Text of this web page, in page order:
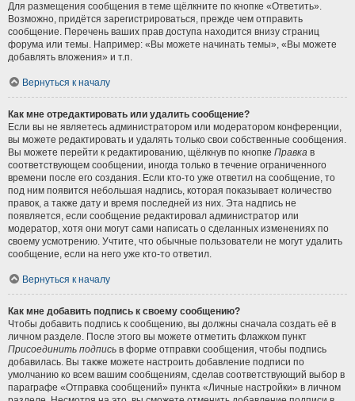
Для размещения сообщения в теме щёлкните по кнопке «Ответить».
Возможно, придётся зарегистрироваться, прежде чем отправить
сообщение. Перечень ваших прав доступа находится внизу страниц
форума или темы. Например: «Вы можете начинать темы», «Вы можете
добавлять вложения» и т.п.
Вернуться к началу
Как мне отредактировать или удалить сообщение?
Если вы не являетесь администратором или модератором конференции,
вы можете редактировать и удалять только свои собственные сообщения.
Вы можете перейти к редактированию, щёлкнув по кнопке Правка в
соответствующем сообщении, иногда только в течение ограниченного
времени после его создания. Если кто-то уже ответил на сообщение, то
под ним появится небольшая надпись, которая показывает количество
правок, а также дату и время последней из них. Эта надпись не
появляется, если сообщение редактировал администратор или
модератор, хотя они могут сами написать о сделанных изменениях по
своему усмотрению. Учтите, что обычные пользователи не могут удалить
сообщение, если на него уже кто-то ответил.
Вернуться к началу
Как мне добавить подпись к своему сообщению?
Чтобы добавить подпись к сообщению, вы должны сначала создать её в
личном разделе. После этого вы можете отметить флажком пункт
Присоединить подпись в форме отправки сообщения, чтобы подпись
добавилась. Вы также можете настроить добавление подписи по
умолчанию ко всем вашим сообщениям, сделав соответствующий выбор в
параграфе «Отправка сообщений» пункта «Личные настройки» в личном